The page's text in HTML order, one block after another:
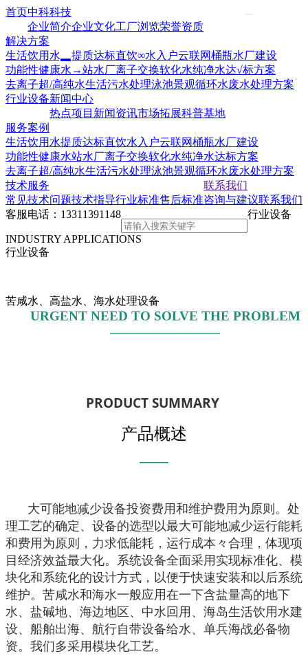
首页中科科技
企业简介企业文化工厂浏览荣誉资质
解决方案
生活饮用水▂提质达标直饮∞水入户云联网桶瓶水厂建设
功能性健康水→站水厂离子交换软化水纯净水达√标方案
去离子超/高纯水生活污水处理泳池景观循环水废水处理方案
行业设备新闻中心
热点项目 新闻资讯市场拓展科普基地
服务案例
生活饮用水提质达标直饮水入户云联网桶瓶水厂建设
功能性健康水站水厂离子交换软化水纯净水达标方案
去离子超/高纯水生活污水处理泳池景观循环水废水处理方案
技术服务
常见技术问题技术指导行业标准售后标准
联系我们
咨询与建议联系我们
客服电话： 13311391148 行业设备
INDUSTRY APPLICATIONS
行业设备
苦咸水、高盐水、海水处理设备
URGENT NEED TO SOLVE THE PROBLEM
————————
PRODUCT SUMMARY
产品概述
———
大可能地减少设备投资费用和维护费用为原则。处
理工艺的确定、设备的选型以最大可能地减少运行能耗
和费用为原则，力求低能耗，运行成本々合理，体现项
目经济效益最大化。系统设备全面采用实现标准化、模
块化和系统化的设计方式，以便于快速安装和以后系统
维护。苦咸水和海水一般应用在一下含盐量高的地下
水、盐碱地、海边地区、中水回用、海岛生活饮用水建
设、船舶出海、航行自带设备给水、单兵海战必备物
资。我们多采用模块化工艺。